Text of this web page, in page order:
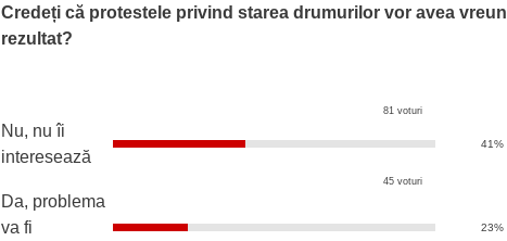
Credeți că protestele privind starea drumurilor vor avea vreun
rezultat?
81 voturi
Nu, nu îi
interesează
41%
45 voturi
Da, problema
va fi
23%